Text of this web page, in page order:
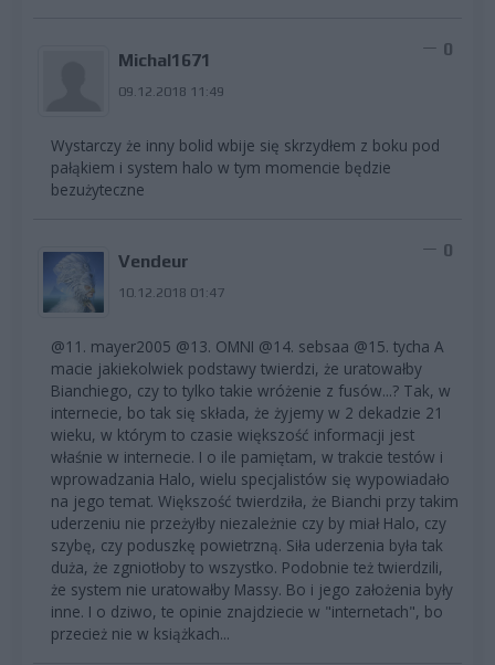
Michal1671
09.12.2018 11:49
0
Wystarczy że inny bolid wbije się skrzydłem z boku pod
pałąkiem i system halo w tym momencie będzie
bezużyteczne
Vendeur
10.12.2018 01:47
0
@11. mayer2005 @13. OMNI @14. sebsaa @15. tycha A
macie jakiekolwiek podstawy twierdzi, że uratowałby
Bianchiego, czy to tylko takie wróżenie z fusów...? Tak, w
internecie, bo tak się składa, że żyjemy w 2 dekadzie 21
wieku, w którym to czasie większość informacji jest
właśnie w internecie. I o ile pamiętam, w trakcie testów i
wprowadzania Halo, wielu specjalistów się wypowiadało
na jego temat. Większość twierdziła, że Bianchi przy takim
uderzeniu nie przeżyłby niezależnie czy by miał Halo, czy
szybę, czy poduszkę powietrzną. Siła uderzenia była tak
duża, że zgniotłoby to wszystko. Podobnie też twierdzili,
że system nie uratowałby Massy. Bo i jego założenia były
inne. I o dziwo, te opinie znajdziecie w "internetach", bo
przecież nie w książkach...